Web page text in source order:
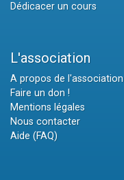
Dédicacer un cours
L'association
A propos de l'association
Faire un don !
Mentions légales
Nous contacter
Aide (FAQ)